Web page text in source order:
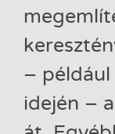
–
idején –